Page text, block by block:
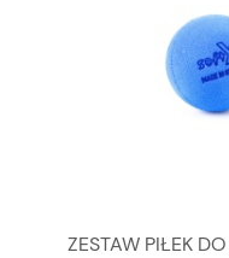
ZESTAW PIŁEK